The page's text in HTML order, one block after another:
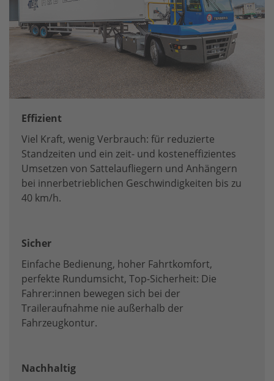
Effizient
Viel Kraft, wenig Verbrauch: für reduzierte
Standzeiten und ein zeit- und kosteneffizientes
Umsetzen von Sattelaufliegern und Anhängern
bei innerbetrieblichen Geschwindigkeiten bis zu
40 km/h.
Sicher
Einfache Bedienung, hoher Fahrtkomfort,
perfekte Rundumsicht, Top-Sicherheit: Die
Fahrer:innen bewegen sich bei der
Traileraufnahme nie außerhalb der
Fahrzeugkontur.
Nachhaltig